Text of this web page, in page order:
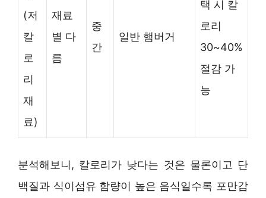
(저
칼
로
리
재
료)
재료
별 다
름
중
간
일반 햄버거
택 시 칼
로리
30~40%
절감 가
능
분석해보니, 칼로리가 낮다는 것은 물론이고 단
백질과 식이섬유 함량이 높은 음식일수록 포만감